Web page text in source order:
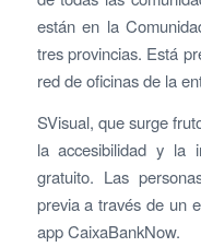
están en la
tres provincias. Está
red de oficinas de la
SVisual, que surge
la accesibilidad y la
gratuito. Las
previa a través de un
app CaixaBankNow.